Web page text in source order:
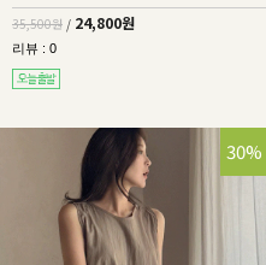
35,500원 / 24,800원
리뷰 : 0
30%